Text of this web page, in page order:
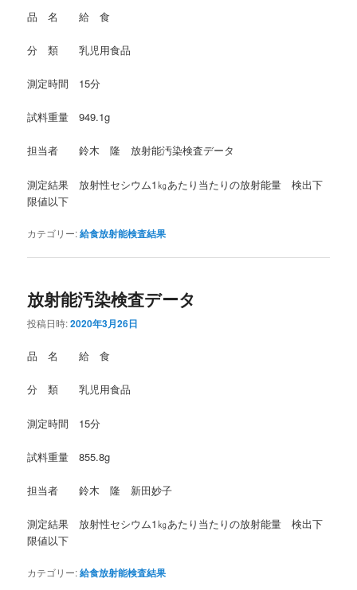
品 名 給 食
分 類 乳児用食品
測定時間 15分
試料重量 949.1g
担当者 鈴木 隆 放射能汚染検査データ
測定結果 放射性セシウム1㎏あたり当たりの放射能量 検出下
限値以下
カテゴリー:給食放射能検査結果
放射能汚染検査データ
投稿日時:2020年3月26日
品 名 給 食
分 類 乳児用食品
測定時間 15分
試料重量 855.8g
担当者 鈴木 隆 新田妙子
測定結果 放射性セシウム1㎏あたり当たりの放射能量 検出下
限値以下
カテゴリー:給食放射能検査結果